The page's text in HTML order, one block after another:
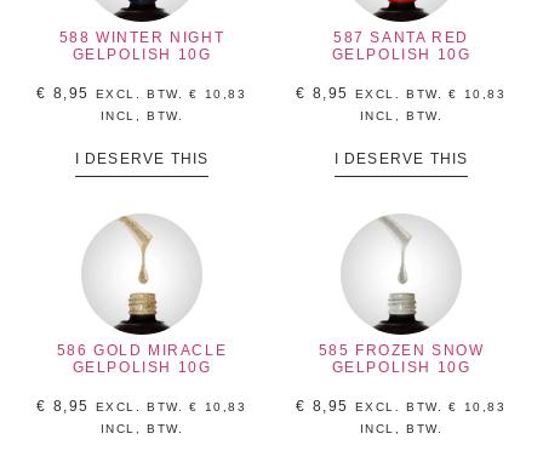
588 WINTER NIGHT
GELPOLISH 10G
€ 8,95 EXCL. BTW.€
10,83
INCL, BTW.
I DESERVE THIS
587 SANTA RED
GELPOLISH 10G
€ 8,95 EXCL. BTW.€
10,83
INCL, BTW.
I DESERVE THIS
586 GOLD MIRACLE
GELPOLISH 10G
€ 8,95 EXCL. BTW.€
10,83
INCL, BTW.
585 FROZEN SNOW
GELPOLISH 10G
€ 8,95 EXCL. BTW.€
10,83
INCL, BTW.